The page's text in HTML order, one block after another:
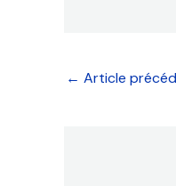
← Article